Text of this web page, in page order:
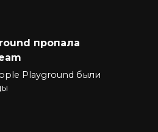
пропала
Playground были